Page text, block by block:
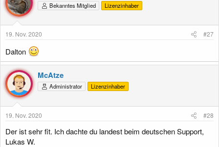
Bekanntes Mitglied Lizenzinhaber
19. Nov. 2020 #27
Dalton
McAtze
Administrator Lizenzinhaber
19. Nov. 2020 #28
Der ist sehr fit. Ich dachte du landest beim deutschen Support,
Lukas W.